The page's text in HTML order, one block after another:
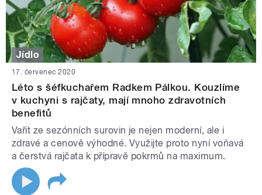
Jídlo
17. červenec 2020
Léto s šéfkuchařem Radkem Pálkou. Kouzlíme
v kuchyni s rajčaty, mají mnoho zdravotních
benefitů
Vařit ze sezónních surovin je nejen moderní, ale i
zdravé a cenově výhodné. Využijte proto nyní voňavá
a čerstvá rajčata k přípravě pokrmů na maximum.